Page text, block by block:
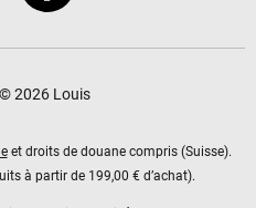
2026 Louis
et droits de douane compris (Suisse).
à partir de 199,00 € d’achat).